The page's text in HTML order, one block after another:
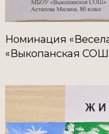
Номинация
«Выкопанская